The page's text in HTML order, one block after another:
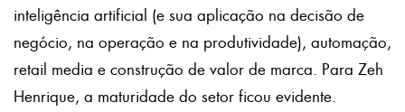
inteligência artificial (e sua aplicação na decisão de
negócio, na operação e na produtividade), automação,
retail media e construção de valor de marca. Para Zeh
Henrique, a maturidade do setor ficou evidente.